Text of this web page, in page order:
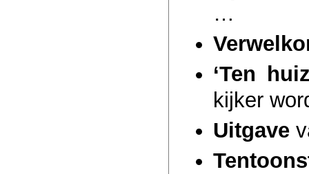
…
‘Ten
kijker
Uitgave